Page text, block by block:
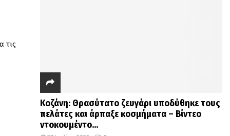
τις
Κοζάνη: Θρασύτατο ζευγάρι υποδύθηκε τους
πελάτες και άρπαξε κοσμήματα – Βίντεο
ντοκουμέντο...